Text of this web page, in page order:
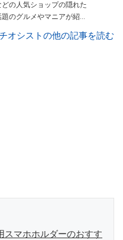
どの人気ショップの隠れた
のグルメやマニアが紹介
しています。毎日トレン
オシストの他の記事を読む
スマホホルダーのおすす